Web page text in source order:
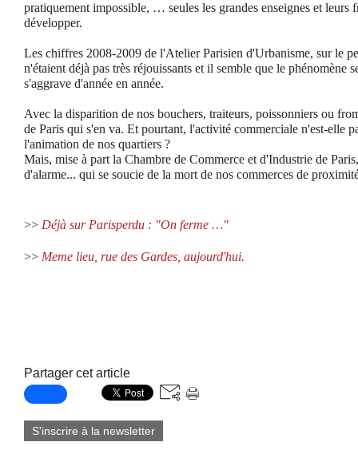
pratiquement impossible, … seules les grandes enseignes et leurs
développer.
Les chiffres 2008-2009 de l'Atelier Parisien d'Urbanisme, sur le
n'étaient déjà pas très réjouissants et il semble que le phénomène
s'aggrave d'année en année.
Avec la disparition de nos bouchers, traiteurs, poissonniers ou
de Paris qui s'en va. Et pourtant, l'activité commerciale n'est-elle
l'animation de nos quartiers ?
Mais, mise à part la Chambre de Commerce et d'Industrie de
d'alarme... qui se soucie de la mort de nos commerces de
>> Déjà sur Parisperdu : "On ferme …"
>> Meme lieu, rue des Gardes, aujourd'hui.
Partager cet article
S'inscrire à la newsletter